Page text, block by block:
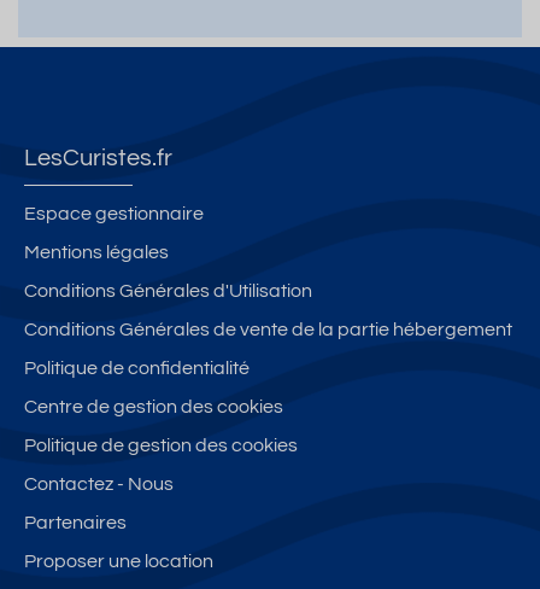
pl
n
à
pi
d
d
es
er
m
es
V
l
hô
30
5
b
m
LesCuristes.fr
Espace gestionnaire
Mentions légales
Conditions Générales d'Utilisation
Conditions Générales de vente de la partie hébergement
Politique de confidentialité
Centre de gestion des cookies
Politique de gestion des cookies
Contactez - Nous
Partenaires
Proposer une location